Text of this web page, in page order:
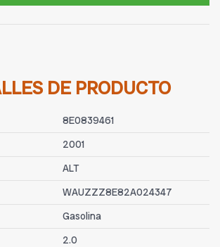
DE PRODUCTO
8E0839461
2001
ALT
WAUZZZ8E82A024347
Gasolina
2.0